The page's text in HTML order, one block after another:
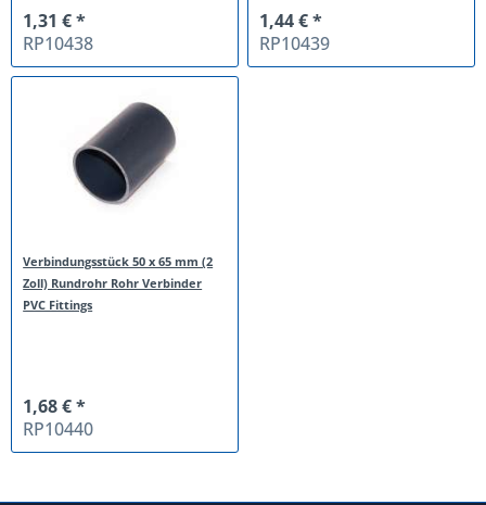
1,31 € *
RP10438
1,44 € *
RP10439
Verbindungsstück 50 x 65 mm (2
Zoll) Rundrohr Rohr Verbinder
PVC Fittings
1,68 € *
RP10440